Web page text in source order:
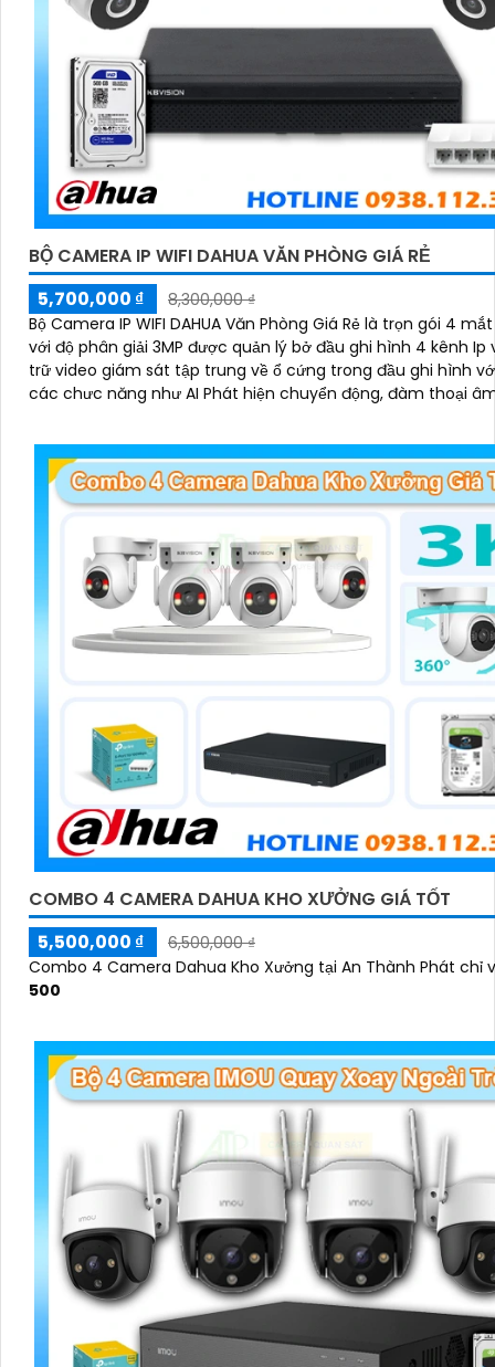
BỘ CAMERA IP WIFI DAHUA VĂN PHÒNG GIÁ RẺ
5,700,000 ₫
8,300,000 ₫
Bộ Camera IP WIFI DAHUA Văn Phòng Giá Rẻ là trọn gói 4
với độ phân giải 3MP được quản lý bở đầu ghi hình 4 kênh Ip
trữ video giám sát tập trung về ổ cứng trong đầu ghi hình
các chưc năng như AI Phát hiện chuyển động, đàm thoại
COMBO 4 CAMERA DAHUA KHO XƯỞNG GIÁ TỐT
5,500,000 ₫
6,500,000 ₫
Combo 4 Camera Dahua Kho Xưởng tại An Thành Phát chỉ
500